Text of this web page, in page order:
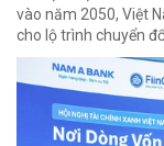
vào năm 2050, Việt
cho lộ trình chuyển